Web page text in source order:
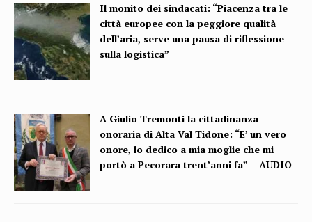
Il monito dei sindacati: “Piacenza tra le
città europee con la peggiore qualità
dell’aria, serve una pausa di riflessione
sulla logistica”
A Giulio Tremonti la cittadinanza
onoraria di Alta Val Tidone: “E’ un vero
onore, lo dedico a mia moglie che mi
portò a Pecorara trent’anni fa” – AUDIO